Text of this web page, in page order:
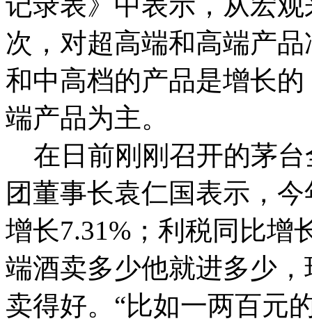
次，对超高端和高端产
和中高档的产品是增长
端产品为主。
在日前刚刚召开的茅台
团董事长袁仁国表示，
增长7.31%；利税同比增
端酒卖多少他就进多少
卖得好。“比如一两百元